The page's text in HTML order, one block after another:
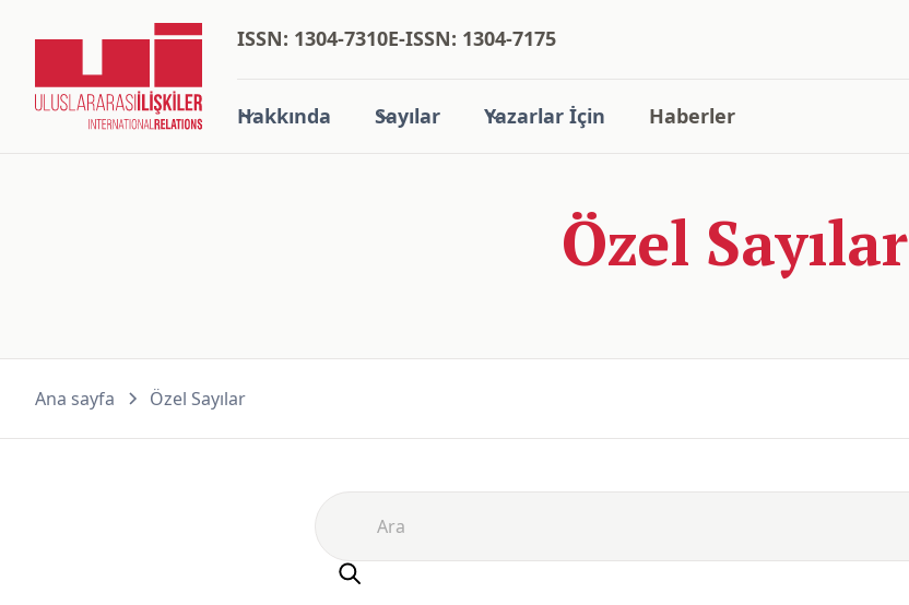
Hakkında Sayılar Yazarlar İçin Haberler
ISSN: 1304-7310E-ISSN: 1304-7175
Özel Sayılar
Ana sayfa Özel Sayılar